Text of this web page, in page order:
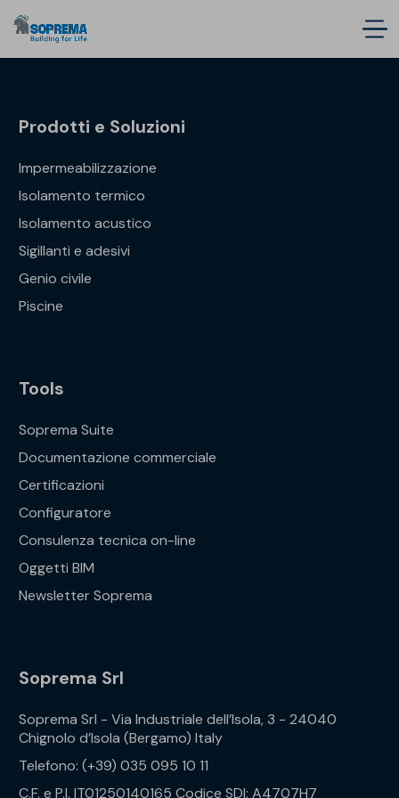
Prodotti e Soluzioni
Impermeabilizzazione
Isolamento termico
Isolamento acustico
Sigillanti e adesivi
Genio civile
Piscine
Tools
Soprema Suite
Documentazione commerciale
Certificazioni
Configuratore
Consulenza tecnica on-line
Oggetti BIM
Newsletter Soprema
Soprema Srl
Soprema Srl - Via Industriale dell’Isola, 3 - 24040
Chignolo d’Isola (Bergamo) Italy
Telefono: (+39) 035 095 10 11
C.F. e P.I. IT01250140165 Codice SDI: A4707H7